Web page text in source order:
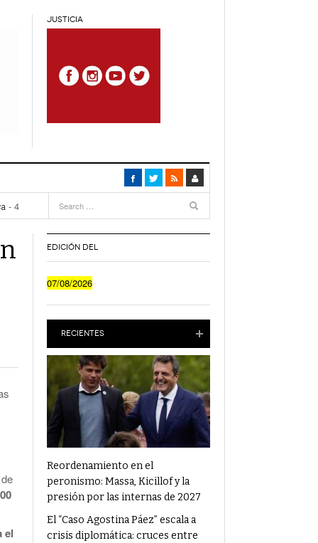
JUSTICIA
Anuncian Obras Para Las Escuelas Del Delta
¿Qué Alimentos Te Pueden Cambiar El
Condenaron Al Ex Marido De Julieta Prandi A
19 Años De Cárcel Por Abuso Sexual
Ajuste En Discapacidad: Organizaciones
Denunciaron Al Gobierno Ante La ONU
- 4
el
EDICIÓN DEL
07/08/2026
RECIENTES
Reordenamiento en el
peronismo: Massa, Kicillof y la
presión por las internas de 2027
El “Caso Agostina Páez” escala a
crisis diplomática: cruces entre